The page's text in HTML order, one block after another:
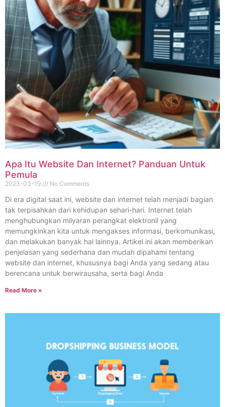
Apa Itu Website Dan Internet? Panduan Untuk
Pemula
2023-03-19 No Comments
Di era digital saat ini, website dan internet telah menjadi bagian
tak terpisahkan dari kehidupan sehari-hari. Internet telah
menghubungkan milyaran perangkat elektronil yang
memungkinkan kita untuk mengakses informasi, berkomunikasi,
dan melakukan banyak hal lainnya. Artikel ini akan memberikan
penjelasan yang sederhana dan mudah dipahami tentang
website dan internet, khususnya bagi Anda yang sedang atau
berencana untuk berwirausaha, serta bagi Anda
Read More »